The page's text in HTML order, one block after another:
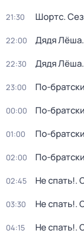
21:30 Шортс.
22:00 Дядя Лёша
22:30 Дядя Лёша
23:00 По-братски
00:00 По-братски
01:00 По-братски
02:00 По-братски
02:45 Не спать!.
03:30 Не спать!.
04:15 Не спать!.